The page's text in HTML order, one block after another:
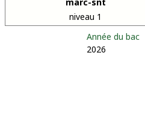
niveau 1
Année du bac
2026